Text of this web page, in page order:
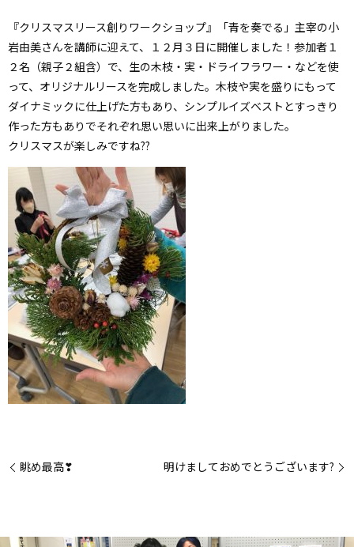
『クリスマスリース創りワークショップ』「青を奏でる」主宰の小
岩由美さんを講師に迎えて、１２月３日に開催しました！参加者１
２名（親子２組含）で、生の木枝・実・ドライフラワー・などを使
って、オリジナルリースを完成しました。木枝や実を盛りにもって
ダイナミックに仕上げた方もあり、シンプルイズベストとすっきり
作った方もありでそれぞれ思い思いに出来上がりました。
クリスマスが楽しみですね??
眺め最高❣ 明けましておめでとうございます?